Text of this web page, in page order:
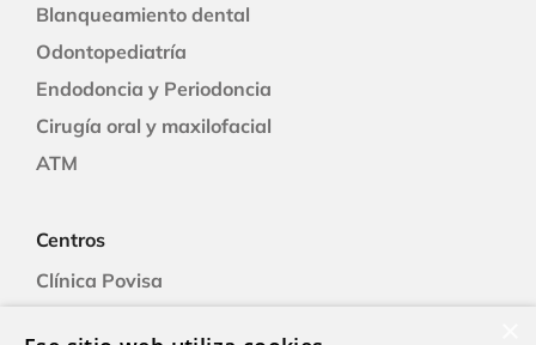
Blanqueamiento dental
Odontopediatría
Endodoncia y Periodoncia
Cirugía oral y maxilofacial
ATM
Centros
Clínica Povisa